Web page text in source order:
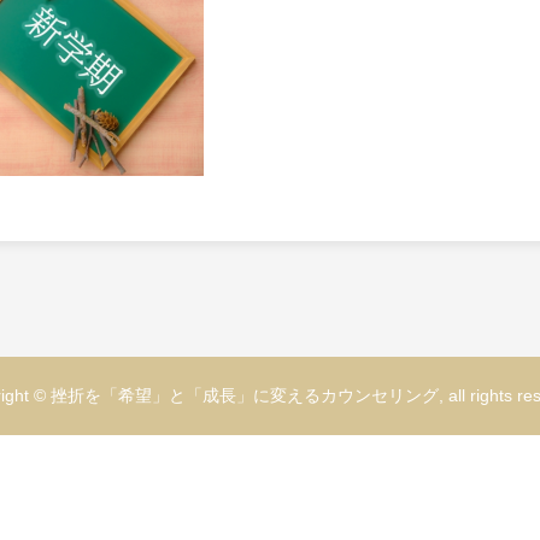
© 挫折を「希望」と「成長」に変えるカウンセリング, all rights